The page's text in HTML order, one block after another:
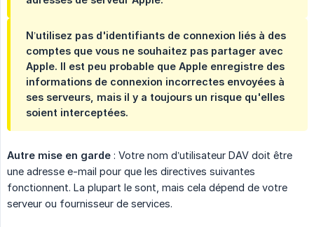
N’utilisez pas d'identifiants de connexion liés à des
comptes que vous ne souhaitez pas partager avec
Apple. Il est peu probable que Apple enregistre des
informations de connexion incorrectes envoyées à
ses serveurs, mais il y a toujours un risque qu'elles
soient interceptées.
Autre mise en garde : Votre nom d’utilisateur DAV doit être
une adresse e-mail pour que les directives suivantes
fonctionnent. La plupart le sont, mais cela dépend de votre
serveur ou fournisseur de services.